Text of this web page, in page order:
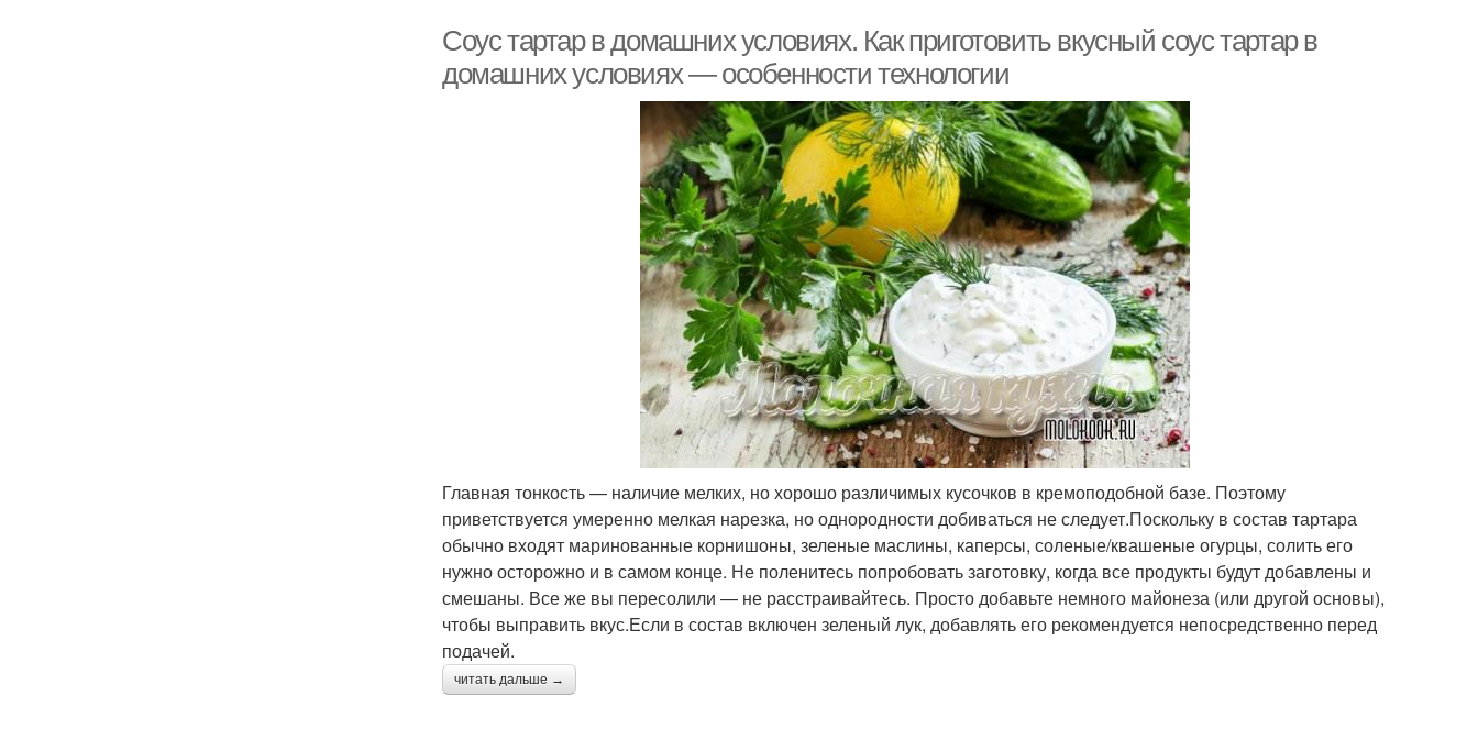
Соус тартар в домашних условиях. Как приготовить вкусный соус тартар в
домашних условиях — особенности технологии
Главная тонкость — наличие мелких, но хорошо различимых кусочков в кремоподобной базе. Поэтому
приветствуется умеренно мелкая нарезка, но однородности добиваться не следует.Поскольку в состав тартара
обычно входят маринованные корнишоны, зеленые маслины, каперсы, соленые/квашеные огурцы, солить его
нужно осторожно и в самом конце. Не поленитесь попробовать заготовку, когда все продукты будут добавлены и
смешаны. Все же вы пересолили — не расстраивайтесь. Просто добавьте немного майонеза (или другой основы),
чтобы выправить вкус.Если в состав включен зеленый лук, добавлять его рекомендуется непосредственно перед
подачей.
читать дальше →